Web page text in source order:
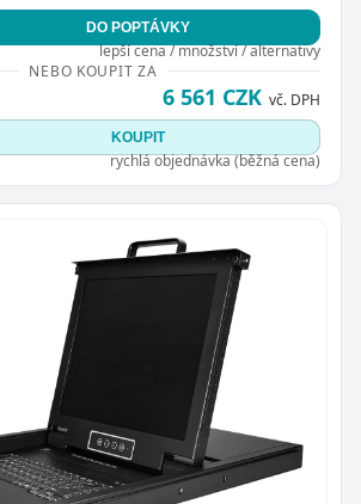
DO POPTÁVKY
lepší cena / množství / alternativy
NEBO KOUPIT ZA
6 561 CZK vč. DPH
KOUPIT
rychlá objednávka (běžná cena)